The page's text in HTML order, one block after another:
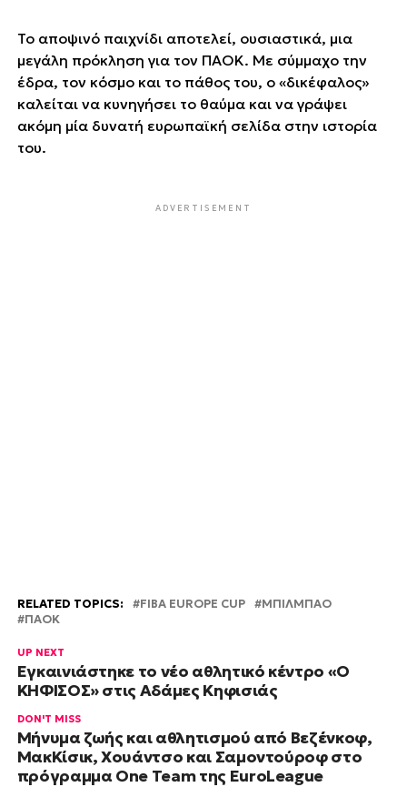
Το αποψινό παιχνίδι αποτελεί, ουσιαστικά, μια
μεγάλη πρόκληση για τον ΠΑΟΚ. Με σύμμαχο την
έδρα, τον κόσμο και το πάθος του, ο «δικέφαλος»
καλείται να κυνηγήσει το θαύμα και να γράψει
ακόμη μία δυνατή ευρωπαϊκή σελίδα στην ιστορία
του.
ADVERTISEMENT
RELATED TOPICS: FIBA EUROPE CUP
ΜΠΙΛΜΠΆΟ
ΠΑΟΚ
UP NEXT
Εγκαινιάστηκε το νέο αθλητικό κέντρο «Ο
ΚΗΦΙΣΟΣ» στις Αδάμες Κηφισιάς
DON'T MISS
Μήνυμα ζωής και αθλητισμού από Βεζένκοφ,
ΜακΚίσικ, Χουάντσο και Σαμοντούροφ στο
πρόγραμμα One Team της EuroLeague